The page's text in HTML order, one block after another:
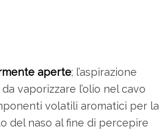
aperte; l’aspirazione
vaporizzare l’olio nel cavo
volatili aromatici per la
del naso al fine di percepire